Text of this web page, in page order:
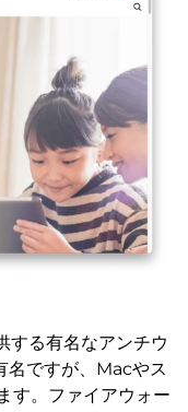
する有名なアンチウ
ですが、Macやス
す。ファイアウォー